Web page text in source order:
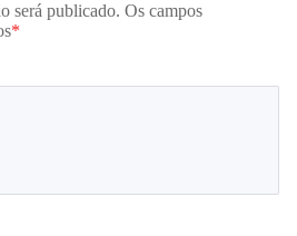
será publicado. Os campos
*